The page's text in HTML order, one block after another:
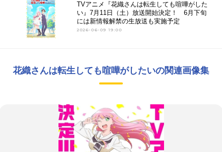
TVアニメ『花織さんは転生しても喧嘩がした
い』7月11日（土）放送開始決定！ 6月下旬
には新情報解禁の生放送も実施予定
2026-06-09 19:00
花織さんは転生しても喧嘩がしたいの関連画像集